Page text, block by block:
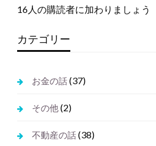
レ
16人の購読者に加わりましょう
カテゴリー
お金の話(37)
その他(2)
不動産の話(38)